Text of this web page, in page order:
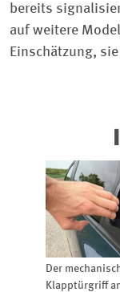
bereits
auf weitere
Einschätzung,
Der
Klapptürgriff